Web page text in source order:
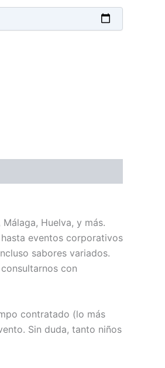
Huelva, y más.
eventos corporativos
sabores variados.
con
contratado (lo más
Sin duda, tanto niños